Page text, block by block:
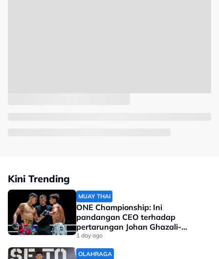
Kini Trending
MUAY THAI
ONE Championship: Ini
pandangan CEO terhadap
pertarungan Johan Ghazali-
Ramadan Ondash
1 day ago
OLAHRAGA